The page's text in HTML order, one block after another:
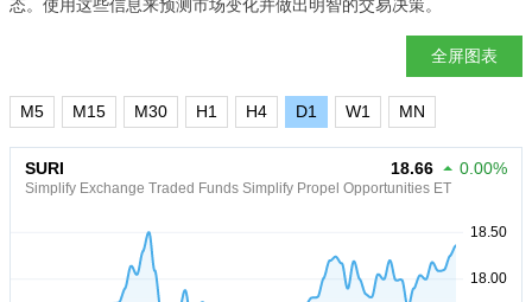
态。使用这些信息来预测市场变化并做出明智的交易决策。
全屏图表
M5 M15 M30 H1 H4 D1 W1 MN
SURI
Simplify Exchange Traded Funds Simplify Propel Opportunities ET
18.66 0.00%